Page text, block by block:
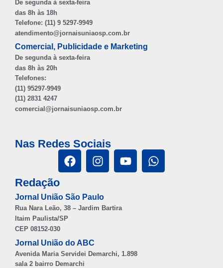
De segunda à sexta-feira
das 8h às 18h
Telefone: (11) 9 5297-9949
atendimento@jornaisuniaosp.com.br
Comercial, Publicidade e Marketing
De segunda à sexta-feira
das 8h às 20h
Telefones:
(11) 95297-9949
(11) 2831 4247
comercial@jornaisuniaosp.com.br
Nas Redes Sociais
Redação
Jornal União São Paulo
Rua Nara Leão, 38 – Jardim Bartira
Itaim Paulista/SP
CEP 08152-030
Jornal União do ABC
Avenida Maria Servidei Demarchi, 1.898
sala 2 bairro Demarchi